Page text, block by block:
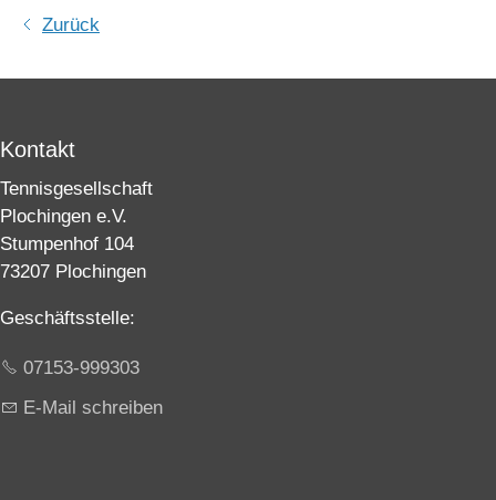
Zurück
Kontakt
Tennisgesellschaft
Plochingen e.V.
Stumpenhof 104
73207 Plochingen
Geschäftsstelle:
07153-999303
E-Mail schreiben